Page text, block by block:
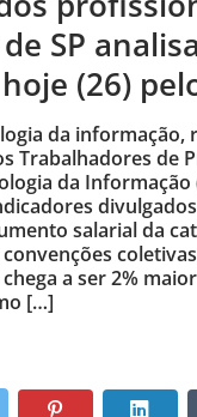
SP
(26)
da informação,
Trabalhadores de
da Informação
salarial da
a ser 2%
[…]